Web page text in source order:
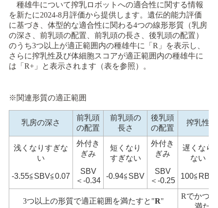
種雄牛について搾乳ロボットへの適合性に関する情報
を新たに2024-8月評価から提供します。遺伝的能力評価
に基づき、体型的な適合性に関わる4つの線形形質（乳房
の深さ、前乳頭の配置、前乳頭の長さ、後乳頭の配置）
のうち3つ以上が適正範囲内の種雄牛に「R」を表示し、
さらに搾乳性及び体細胞スコアが適正範囲内の種雄牛に
は「R+」と表示されます（表を参照）。
※関連形質の適正範囲
乳房の深さ
前乳頭
の配置
前乳頭の
長さ
後乳頭
の配置
搾乳性
浅くなりすぎな
い
-3.55≦SBV≦0.07
外付き
ぎみ
SBV
＜-0.34
短くなり
すぎない
-0.94≦SBV
外付き
ぎみ
SBV
＜-0.25
遅くなら
ない
100≦RBV
3つ以上の形質で適正範囲を満たすと"R"
Rでかつ
満た